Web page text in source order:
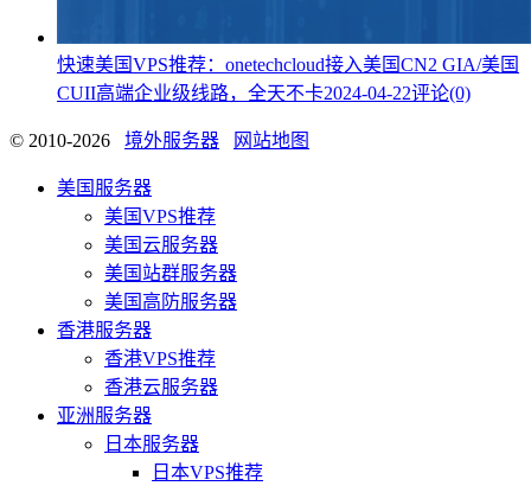
快速美国VPS推荐：onetechcloud接入美国CN2 GIA/美国
CUII高端企业级线路，全天不卡2024-04-22评论(0)
© 2010-2026 境外服务器 网站地图
美国服务器
美国VPS推荐
美国云服务器
美国站群服务器
美国高防服务器
香港服务器
香港VPS推荐
香港云服务器
亚洲服务器
日本服务器
日本VPS推荐